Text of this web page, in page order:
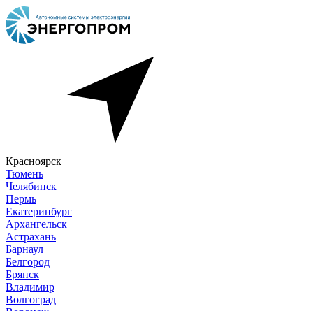
Красноярск
Тюмень
Челябинск
Пермь
Екатеринбург
Архангельск
Астрахань
Барнаул
Белгород
Брянск
Владимир
Волгоград